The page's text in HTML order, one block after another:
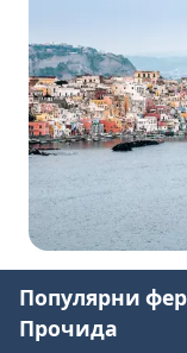
Популярни
Прочида